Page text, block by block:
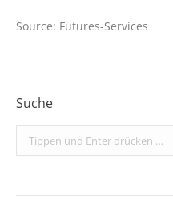
Source: Futures-Services
Suche
Search: